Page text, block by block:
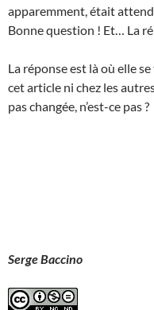
apparemment, était
Bonne question ! Et… La
La réponse est là où elle
cet article ni chez les
pas changée, n’est-ce pas ?
Serge Baccino